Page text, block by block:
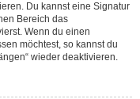
Du kannst eine Signatur
Bereich das
Wenn du einen
möchtest, so kannst du
wieder deaktivieren.